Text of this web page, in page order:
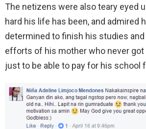
The netizens were also teary eyed
hard his life has been, and admired
determined to finish his studies and
efforts of his mother who never
just to be able to pay for his school